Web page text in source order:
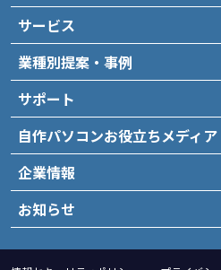
サービス
業種別提案・事例
サポート
自作パソコンお役立ちメディア
企業情報
お知らせ